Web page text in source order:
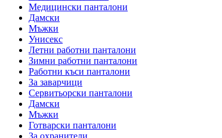
Медицински панталони
Дамски
Мъжки
Унисекс
Летни работни панталони
Зимни работни панталони
Работни къси панталони
За заварчици
Сервитьорски панталони
Дамски
Мъжки
Готварски панталони